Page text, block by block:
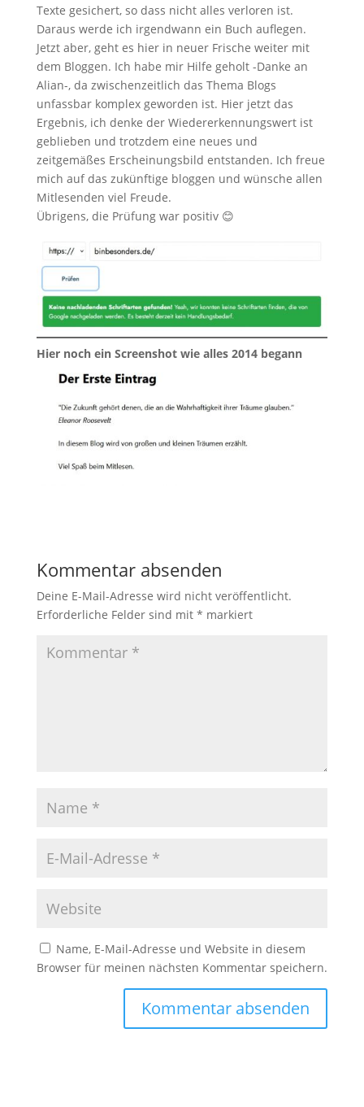
Texte gesichert, so dass nicht alles verloren ist.
Daraus werde ich irgendwann ein Buch auflegen.
Jetzt aber, geht es hier in neuer Frische weiter mit
dem Bloggen. Ich habe mir Hilfe geholt -Danke an
Alian-, da zwischenzeitlich das Thema Blogs
unfassbar komplex geworden ist. Hier jetzt das
Ergebnis, ich denke der Wiedererkennungswert ist
geblieben und trotzdem eine neues und
zeitgemäßes Erscheinungsbild entstanden. Ich freue
mich auf das zukünftige bloggen und wünsche allen
Mitlesenden viel Freude.
Übrigens, die Prüfung war positiv 😊
Hier noch ein Screenshot wie alles 2014 begann
Kommentar absenden
Deine E-Mail-Adresse wird nicht veröffentlicht.
Erforderliche Felder sind mit * markiert
Name, E-Mail-Adresse und Website in diesem
Browser für meinen nächsten Kommentar speichern.